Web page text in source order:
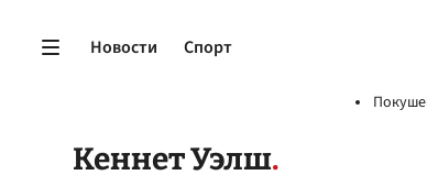
Новости Спорт
Кеннет Уэлш